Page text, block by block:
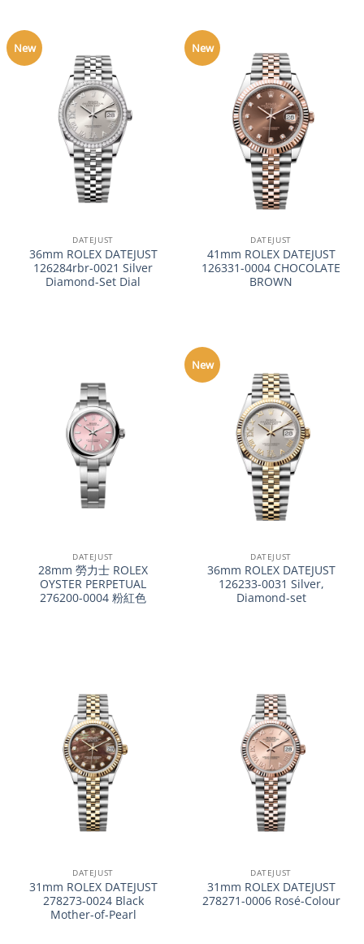
New
DATEJUST
36mm ROLEX DATEJUST
126284rbr-0021 Silver
Diamond-Set Dial
New
DATEJUST
41mm ROLEX DATEJUST
126331-0004 CHOCOLATE
BROWN
DATEJUST
28mm 勞力士 ROLEX
OYSTER PERPETUAL
276200-0004 粉紅色
New
DATEJUST
36mm ROLEX DATEJUST
126233-0031 Silver,
Diamond-set
DATEJUST
31mm ROLEX DATEJUST
278273-0024 Black
Mother-of-Pearl
DATEJUST
31mm ROLEX DATEJUST
278271-0006 Rosé-Colour